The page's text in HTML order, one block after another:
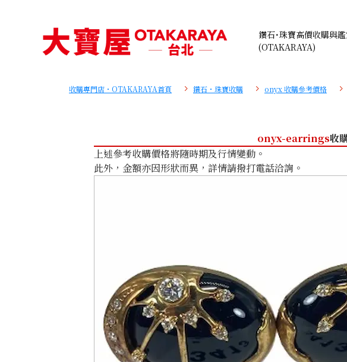
鑽石･珠寶高價收購與
(OTAKARAYA)
收購專門店・OTAKARAYA首頁 鑽石・珠寶收購 onyx 收購參考價格
onyx-earrings收
上述參考收購價格將隨時期及行情變動。
此外，金額亦因形狀而異，詳情請撥打電話洽詢。